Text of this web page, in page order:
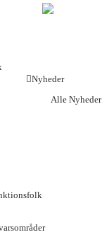
Nyheder
Alle Nyheder